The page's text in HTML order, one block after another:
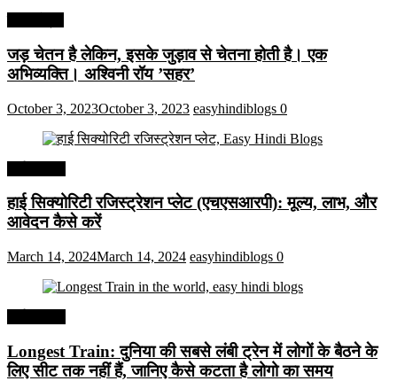
जड़ चेतन है लेकिन, इसके जुड़ाव से चेतना होती है। एक
अभिव्यक्ति। अश्विनी रॉय ’सहर’
October 3, 2023October 3, 2023 easyhindiblogs 0
हाई सिक्योरिटी रजिस्ट्रेशन प्लेट (एचएसआरपी): मूल्य, लाभ, और
आवेदन कैसे करें
March 14, 2024March 14, 2024 easyhindiblogs 0
Longest Train: दुनिया की सबसे लंबी ट्रेन में लोगों के बैठने के
लिए सीट तक ​​नहीं हैं, जानिए कैसे कटता है लोगो का समय